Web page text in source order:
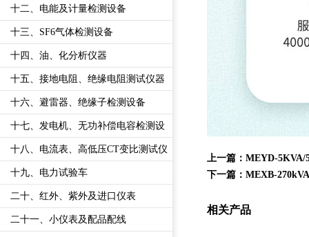
十二、电能及计量检测设备
十三、SF6气体检测设备
十四、油、化分析仪器
十五、接地电阻、绝缘电阻测试仪器
十六、避雷器、绝缘子检测设备
十七、发电机、无功补偿电容检测设
十八、电流表、高低压CT变比测试仪
十九、电力试验车
二十、红外、紫外及进口仪表
二十一、小仪表及配品配线
上一篇： MEYD-5KVA/
下一篇： MEXB-
相关产品